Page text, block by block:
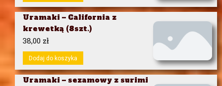
Uramaki – California z
krewetką (8szt.)
38,00 zł
Dodaj do koszyka
Uramaki – sezamowy z surimi